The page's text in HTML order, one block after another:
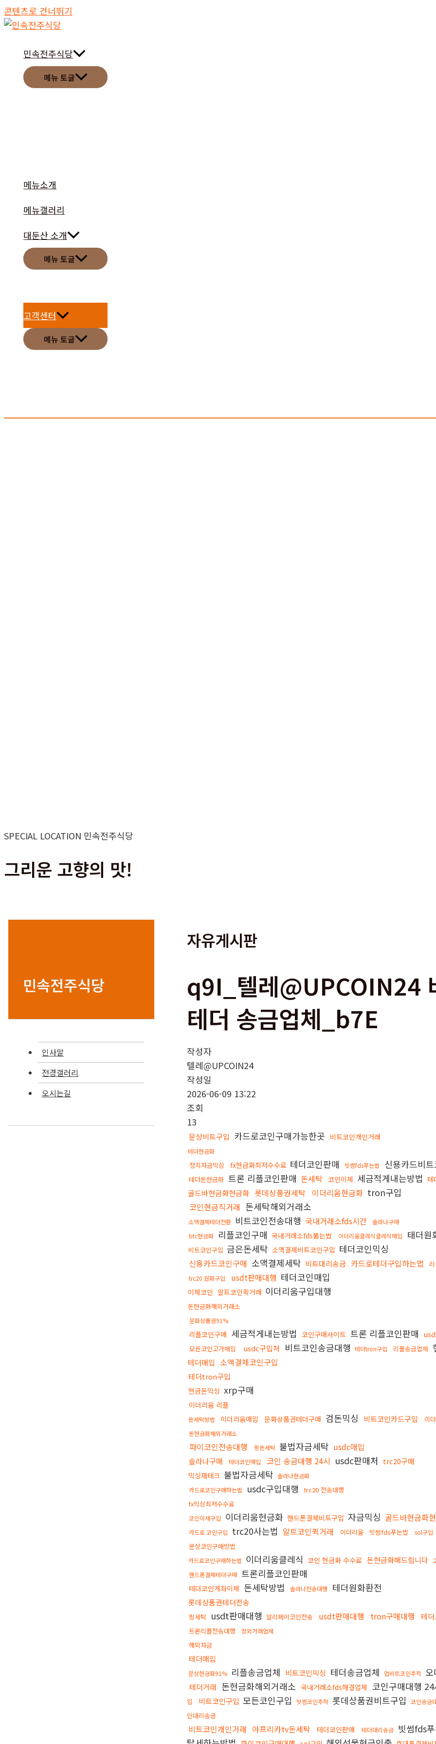
콘텐츠로 건너뛰기
민속전주식당
메뉴 토글
메뉴소개
메뉴갤러리
대둔산 소개
메뉴 토글
고객센터
메뉴 토글
SPECIAL LOCATION 민속전주식당
그리운 고향의 맛!
민속전주식당
인사말
전경갤러리
오시는길
자유게시판
q9I_텔레@UPCOIN24
테더 송금업체_b7E
작성자
텔레@UPCOIN24
작성일
2026-06-09 13:22
조회
13
문상비트구입 카드로코인구매가능한곳 비트코인개인거래
테더현금화
정치자금믹싱 fx현금화최저수수료 테더코인판매 빗썸fds푸는법 신용카드비
테더돈현금화 트론 리플코인판매 돈세탁 코인이체 세금적게내는방법 테
골드바현금화현금화 롯데상품권세탁 이더리움현금화 tron구입
코인현금직거래 돈세탁해외거래소
소액결제테더전환 비트코인전송대행 국내거래소fds시간
솔라나구매
btc현금화
리플코인구매 국내거래소fds뚫는법 이더리움클레식클레식매입 태더원
비트코인구입 금은돈세탁 소액결제비트코인구입 테더코인믹싱
신용카드코인구매 소액결제세탁 비트대리송금 카드로테더구입하는법
trc20 원화구입 usdt판매대행 테더코인매입
이체코인 알트코인퀵거래 이더리움구입대행
돈현금화해외거래소
문화상품권91%
리플코인구매 세금적게내는방법 코인구매사이트 트론 리플코인판매
모든코인고가매입 usdc구입처 비트코인송금대행 테더tron구입 리플송금업체
테더매입 소액결제코인구입
테더tron구입
현금돈믹싱 xrp구매
이더리움 리플
돈세탁방법 이더리움매입 문화상품권테더구매 검돈믹싱 비트코인카드구입 이
돈현금화해외거래소
파이코인전송대행 핑돈세탁 불법자금세탁 usdc매입
솔라나구매 테더코인매입 코인 송금대행 24시 usdc판매처 trc20구매
믹싱재테크 불법자금세탁 솔라나현금화
카드로코인구매하는법
usdc구입대행
trc20 전송대행
fx믹싱최저수수료
코인이체구입 이더리움현금화 핸드폰결제비트구입 자금믹싱 골드바현금화
카드로 코인구입 trc20사는법 알트코인퀵거래 이더리움 빗썸fds푸는법 sol구입
문상코인구매방법
카드로코인구매하는법 이더리움클레식 코인 현금화 수수료 돈현금화해드립니다
핸드폰결제테더구매 트론리플코인판매
테더코인계좌이체 돈세탁방법 솔라나전송대행 테더원화환전
롯데상품권테더전송
핑세탁 usdt판매대행 알리페이코인전송 usdt판매대행 tron구매대행 테
트론리플전송대행 장외거래업체
해외자금
테더매입
문상현금화91% 리플송금업체 비트코인믹싱 테더송금업체 업비트코인추적 오
테더거래 돈현금화해외거래소 국내거래소fds해결업체 코인구매대행 24
입
비트코인구입 모든코인구입 빗썸코인추적 롯데상품권비트구입 코인송금
인대리송금
비트코인개인거래 아프리카tv돈세탁 테더코인판매 테더대리송금 빗썸fds